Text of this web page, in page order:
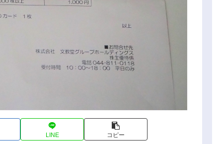
LINE コピー